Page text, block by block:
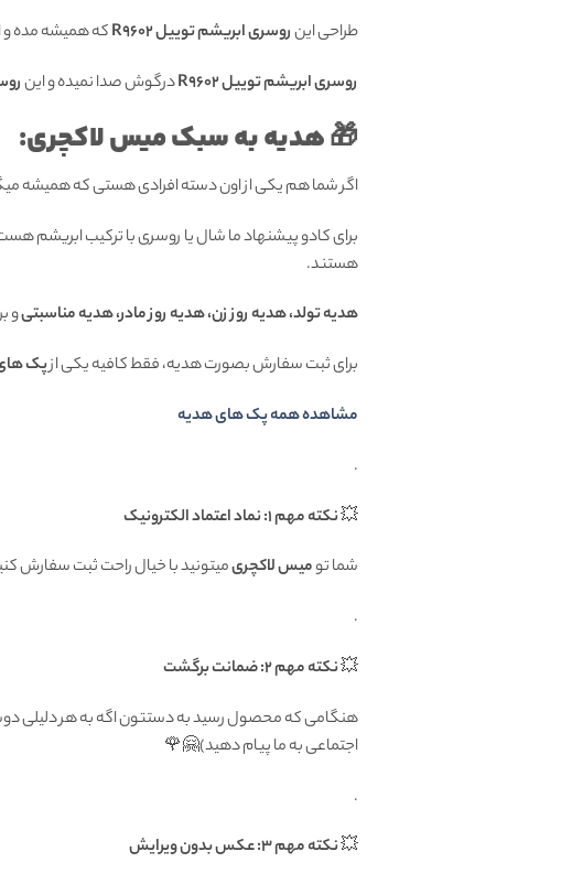
طراحی اینروسری ابریشم توییل R9602 که همیشه مده و
روسری ابریشم توییل R9602
درگوش صدا نمیده و این
🎁 هدیه به سبک میس لاکچری:
اگر شما هم یکی از اون دسته افرادی هستی که همیشه
برای کادو پیشنهاد ما شال یا روسری با ترکیب ابریشم
هستند.
هدیه تولد، هدیه روز زن، هدیه روز مادر، هدیه مناسبتیو
برای ثبت سفارش بصورت هدیه، فقط کافیه یکی ازپک
مشاهده همه پک های هدیه
.
💥نکته مهم 1: نماد اعتماد الکترونیک
شما تومیس لاکچریمیتونید با خیال راحت ثبت سفارش
.
💥نکته مهم 2: ضمانت برگشت
اجتماعی به ما پیام دهید)🤗🌹
.
💥نکته مهم 3: عکس بدون ویرایش